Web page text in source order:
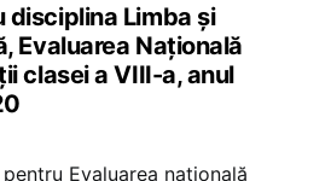
disciplina Limba și
Evaluarea Națională
clasei a VIII-a, anul
Evaluarea națională